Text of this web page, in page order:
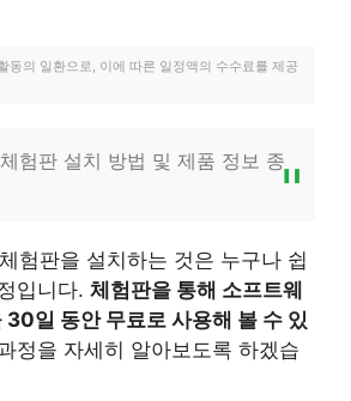
동의 일환으로, 이에 따른 일정액의 수수료를 제공
험판 설치 방법 및 제품 정보 종
험판을 설치하는 것은 누구나 쉽
입니다. 체험판을 통해 소프트웨
30일 동안 무료로 사용해 볼 수 있
정을 자세히 알아보도록 하겠습